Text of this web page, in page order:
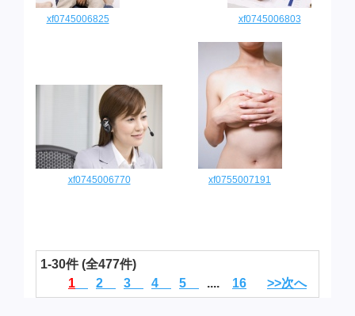
xf0745006825 xf0745006803
xf0745006770 xf0755007191
1-30件 (全477件)
1
2 3 4 5 .... 16 >>次へ